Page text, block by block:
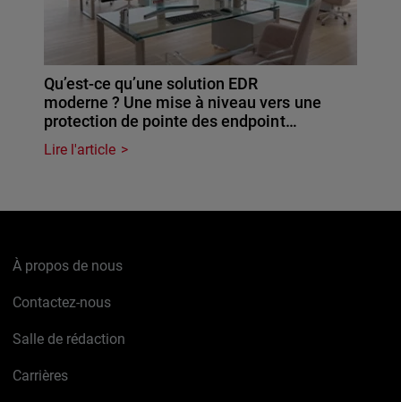
Qu’est-ce qu’une solution EDR
moderne ? Une mise à niveau vers une
protection de pointe des endpoint…
Lire l'article
À propos de nous
Contactez-nous
Salle de rédaction
Carrières